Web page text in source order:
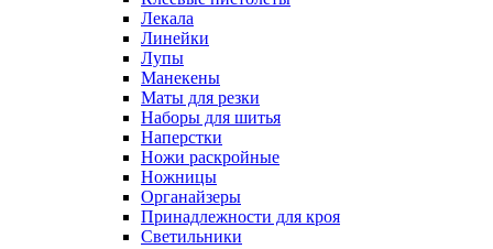
Лекала
Линейки
Лупы
Манекены
Маты для резки
Наборы для шитья
Наперстки
Ножи раскройные
Ножницы
Органайзеры
Принадлежности для кроя
Светильники